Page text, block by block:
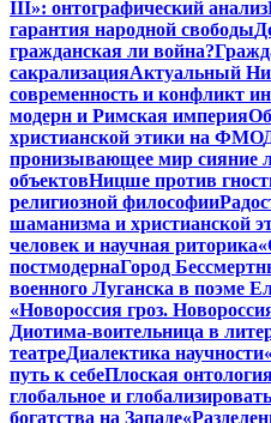
III»: онтографический анализ
гарантия народной свободы
гражданская ли война?
сакрализацияАктуальный
современность и конфликт
модерн и Римская империя
христианской этики на ФМО
пронизывающее мир сияние
объектовНицше против
религиозной философии
шаманизма и христианской
человек и научная риторика
постмодернаГород
военного Луганска в поэме
«Новороссия гроз.
Диотима-воительница в
театреДиалектика научности
путь к себеПлоская
глобальное и
богатства на Западе